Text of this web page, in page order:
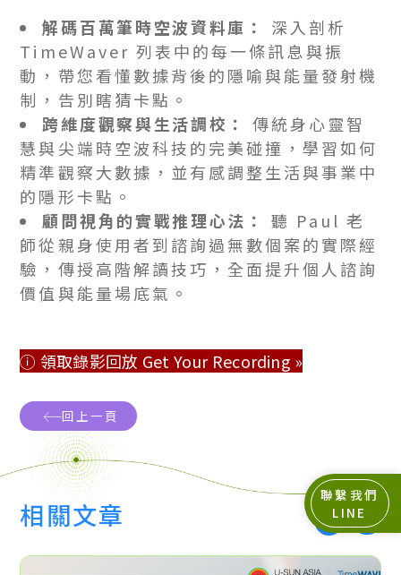
解碼百萬筆時空波資料庫：
深入剖析
TimeWaver 列表中的每一條訊息與振
動，帶您看懂數據背後的隱喻與能量發射機
制，告別瞎猜卡點。
跨維度觀察與生活調校：
傳統身心靈智
慧與尖端時空波科技的完美碰撞，學習如何
精準觀察大數據，並有感調整生活與事業中
的隱形卡點。
顧問視角的實戰推理心法：
聽 Paul 老
師從親身使用者到諮詢過無數個案的實際經
驗，傳授高階解讀技巧，全面提升個人諮詢
價值與能量場底氣。
ⓘ 領取錄影回放 Get Your Recording »
回上一頁
相關文章
聯繫我們
LINE